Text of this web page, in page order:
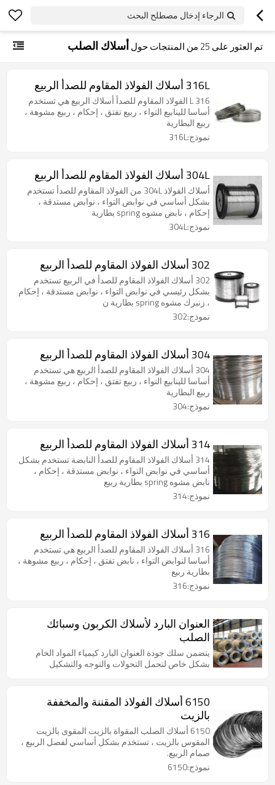
الرجاء إدخال مصطلح البحث
تم العثور على 25 من المنتجات حولأسلاك الصلب
316L أسلاك الفولاذ المقاوم للصدأ الربيع
316 L الفولاذ المقاوم للصدأ أسلاك الربيع هي تستخدم
أساسا للينابيع التواء ، ربيع تفتق ، إحكام ، ربيع مشوهة ،
ربيع البطارية
نموذج:316L
304L أسلاك الفولاذ المقاوم للصدأ الربيع
أسلاك الفولاذ 304L من الفولاذ المقاوم للصدأ تستخدم
بشكل أساسي في نوابض التواء ، نوابض مستدقة ،
إحكام ، نابض مشوه spring بطارية
نموذج:304L
302 أسلاك الفولاذ المقاوم للصدأ الربيع
302 أسلاك الفولاذ المقاوم للصدأ في الربيع تستخدم
بشكل رئيسي في نوابض التواء ، نوابض مستدقة ، إحكام
، زنبرك مشوه spring بطارية ن
نموذج:302
304 أسلاك الفولاذ المقاوم للصدأ الربيع
304 أسلاك الفولاذ المقاوم للصدأ الربيع هي تستخدم
أساسا للينابيع التواء ، ربيع تفتق ، إحكام ، ربيع مشوهة ،
ربيع البطارية
نموذج:304
314 أسلاك الفولاذ المقاوم للصدأ الربيع
314 أسلاك الفولاذ المقاوم للصدأ النابضة تستخدم بشكل
أساسي في نوابض التواء ، نوابض مستدقة ، إحكام ،
نابض مشوه spring بطارية ربيع
نموذج:314
316 أسلاك الفولاذ المقاوم للصدأ الربيع
316 أسلاك الفولاذ المقاوم للصدأ الربيع هي تستخدم
أساسا لنوابض التواء ، نابض تفتق ، إحكام ، ربيع مشوهة ،
بطارية ربيع
نموذج:316
العنوان البارد لأسلاك الكربون وسبائك
الصلب
يتضمن سلك جودة العنوان البارد كيمياء المواد الخام
بشكل خاص لتحمل التحولات والتوجه والتشكيل
6150 أسلاك الفولاذ المقننة والمخففة
بالزيت
6150 أسلاك الصلب المقواة بالزيت المقوى بالزيت
المقوس بالزيت ، تستخدم بشكل أساسي لفصل الربيع ،
صمام الربيع.
نموذج:6150